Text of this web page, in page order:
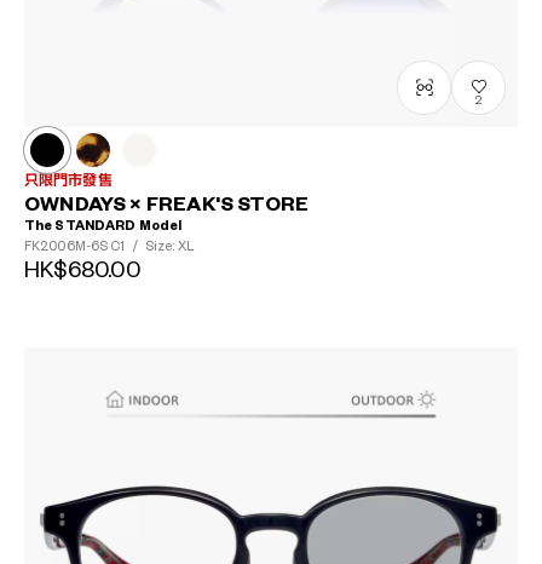
2
只限門市發售
OWNDAYS × FREAK'S STORE
The STANDARD Model
FK2006M-6S C1 / Size: XL
HK$680.00